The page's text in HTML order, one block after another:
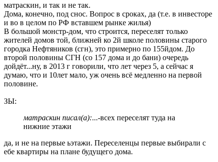
матраскин, и так и не так.
Дома, конечно, под снос. Вопрос в сроках, да (т.е. в инвесторе
и во в целом по РФ вставшем рынке жилья)
В большой монстр-дом, что строится, переселят только
жителей домов той, ближней ко 2й школе половины старого
городка Нефтяников (сгн), это примерно по 155йдом. До
второй половины СГН (со 157 дома и до бани) очередь
дойдёт...ну, в 2013 г говорили, что лет через 5, а сейчас я
думаю, что и 10лет мало, уж очень всё медленно на первой
половине.
ЗЫ:
матраскин писал(а):...-всех переселят туда на
нижние этажи
да, и не на первые ьэтажи. Переселенцы первые выбирали с
ебе квартиры на плане будущего дома.